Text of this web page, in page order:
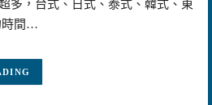
多，台式、日式、泰式、韓式、東
時間…